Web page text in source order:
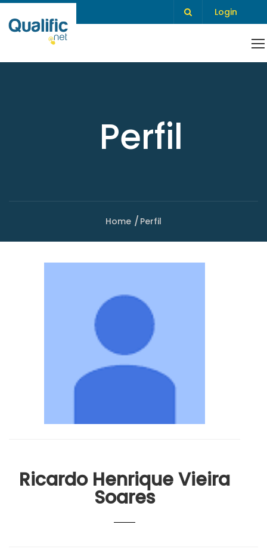
Login
Perfil
Home Perfil
Ricardo Henrique Vieira
Soares